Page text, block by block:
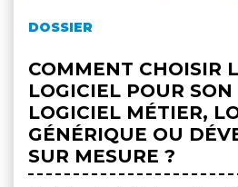
DOSSIER
COMMENT CHOISIR
LOGICIEL POUR
LOGICIEL MÉTIER,
GÉNÉRIQUE OU
SUR MESURE ?